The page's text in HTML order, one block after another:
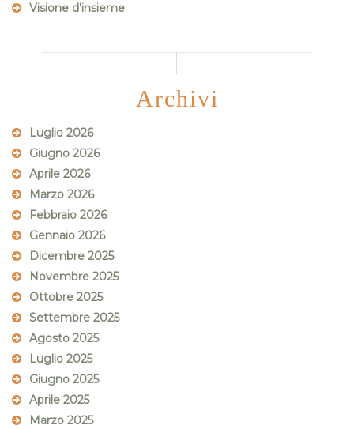
Visione d'insieme
Archivi
Luglio 2026
Giugno 2026
Aprile 2026
Marzo 2026
Febbraio 2026
Gennaio 2026
Dicembre 2025
Novembre 2025
Ottobre 2025
Settembre 2025
Agosto 2025
Luglio 2025
Giugno 2025
Aprile 2025
Marzo 2025